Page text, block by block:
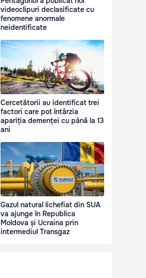
videoclipuri declasificate cu
fenomene anormale
neidentificate
Cercetătorii au identificat trei
factori care pot întârzia
apariția demenței cu până la 13
ani
Gazul natural lichefiat din SUA
va ajunge în Republica
Moldova și Ucraina prin
intermediul Transgaz